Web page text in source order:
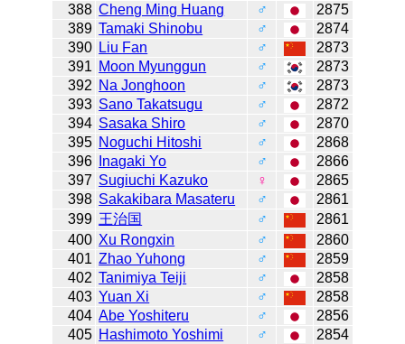
388 Cheng Ming Huang ♂
2875
389 Tamaki Shinobu ♂
2874
390 Liu Fan ♂
2873
391 Moon Myunggun ♂
2873
392 Na Jonghoon ♂
2873
393 Sano Takatsugu ♂
2872
394 Sasaka Shiro ♂
2870
395 Noguchi Hitoshi ♂
2868
396
Inagaki Yo ♂
2866
397 Sugiuchi Kazuko ♀
2865
398 Sakakibara Masateru ♂
2861
399 王治国 ♂
2861
400 Xu Rongxin ♂
2860
401 Zhao Yuhong ♂
2859
402 Tanimiya Teiji ♂
2858
403 Yuan Xi ♂
2858
404 Abe Yoshiteru ♂
2856
405 Hashimoto Yoshimi ♂
2854